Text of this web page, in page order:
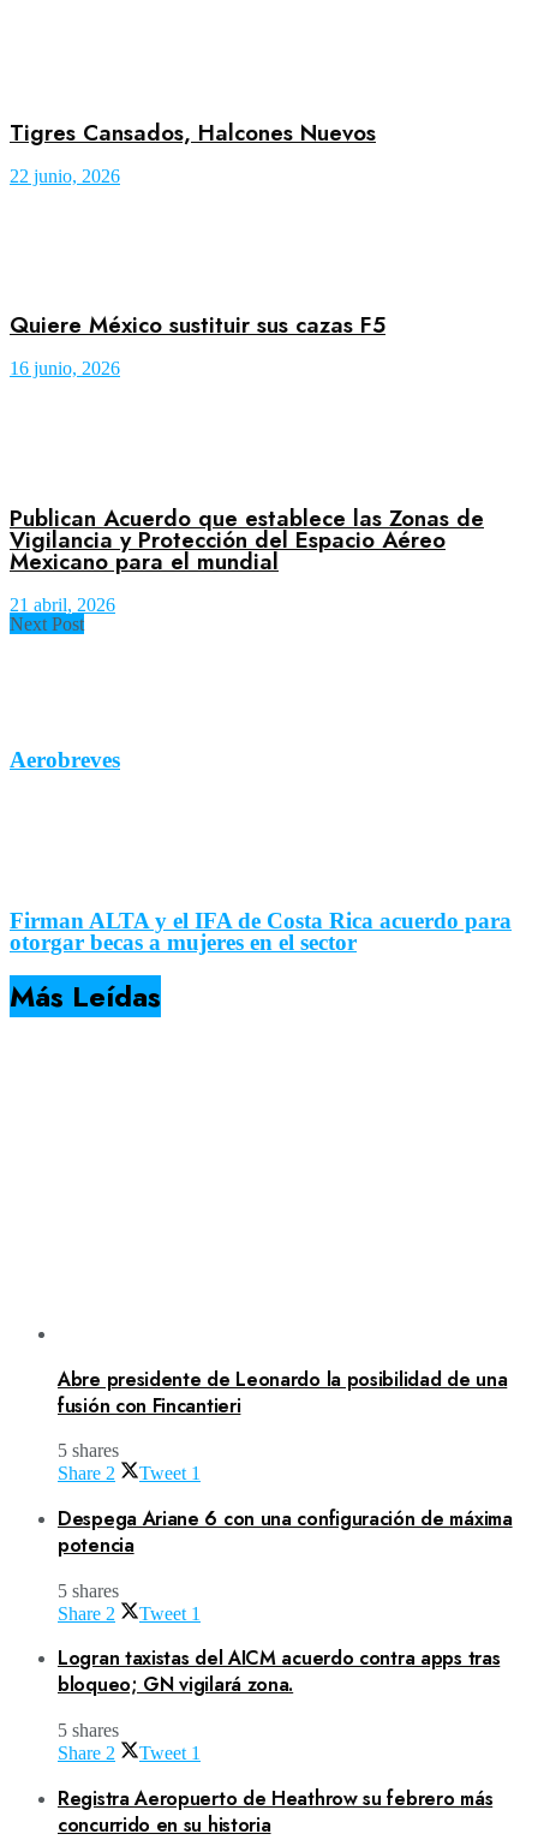
Tigres Cansados, Halcones Nuevos
22 junio, 2026
Quiere México sustituir sus cazas F5
16 junio, 2026
Publican Acuerdo que establece las Zonas de
Vigilancia y Protección del Espacio Aéreo
Mexicano para el mundial
21 abril, 2026
Next Post
Aerobreves
Firman ALTA y el IFA de Costa Rica acuerdo para
otorgar becas a mujeres en el sector
Más Leídas
Abre presidente de Leonardo la posibilidad de una
fusión con Fincantieri
5 shares
Share 2 Tweet 1
Despega Ariane 6 con una configuración de máxima
potencia
5 shares
Share 2 Tweet 1
Logran taxistas del AICM acuerdo contra apps tras
bloqueo; GN vigilará zona.
5 shares
Share 2 Tweet 1
Registra Aeropuerto de Heathrow su febrero más
concurrido en su historia